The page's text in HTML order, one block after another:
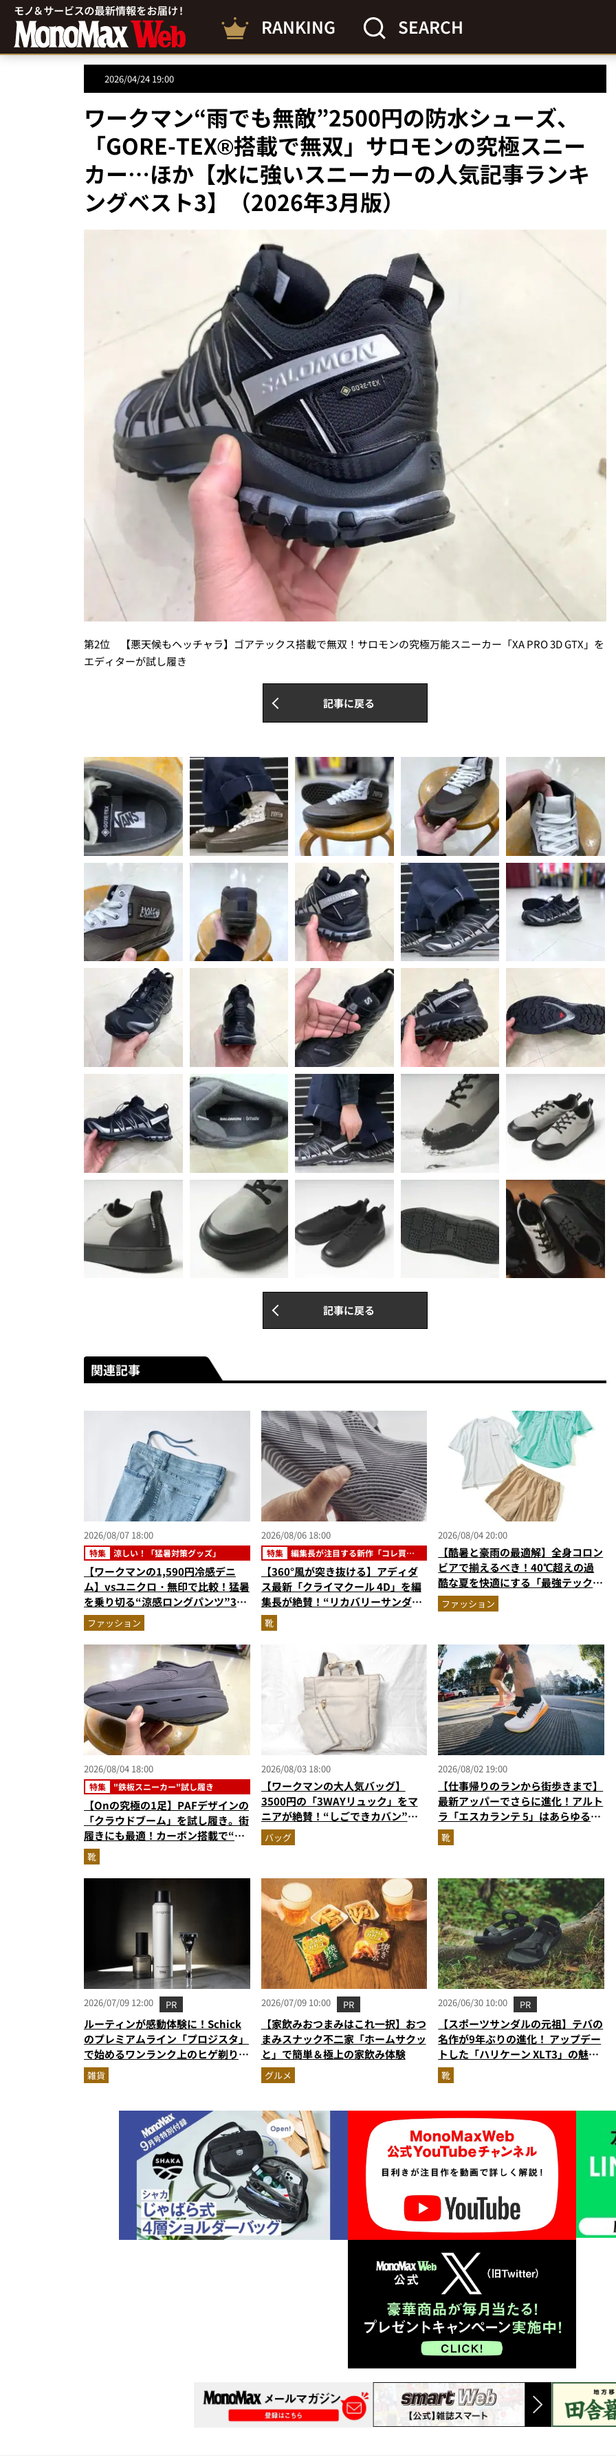
RANKING SEARCH
2026/04/24 19:00
ワークマン“雨でも無敵”2500円の防水シューズ、
「GORE-TEX®搭載で無双」サロモンの究極スニー
カー…ほか【水に強いスニーカーの人気記事ランキ
ングベスト3】（2026年3月版）
第2位 【悪天候もヘッチャラ】ゴアテックス搭載で無双！サロモンの究極万能スニーカー「XA PRO 3D GTX」を
エディターが試し履き
記事に戻る
記事に戻る
関連記事
2026/08/07 18:00
特集 涼しい！「猛暑対策グッズ」
【ワークマンの1,590円冷感デニ
ム】vsユニクロ・無印で比較！猛暑
を乗り切る“涼感ロングパンツ”3選
を徹底解剖。接触冷感から綿100%
まで決定版
ファッション
2026/08/06 18:00
特集
編集長が注目する新作「コレ買い
です」
【360°風が突き抜ける】アディダ
ス最新「クライマクール 4D」を編
集長が絶賛！“リカバリーサンダル
級に快適”な3Dプリントスニーカー
『コレ買いです』Vol.173
靴
2026/08/04 20:00
【酷暑と豪雨の最適解】全身コロン
ビアで揃えるべき！40℃超えの過
酷な夏を快適にする「最強テックウ
エア」セットアップ
ファッション
2026/08/04 18:00
特集 "鉄板スニーカー"試し履き
【Onの究極の1足】PAFデザインの
「クラウドブーム」を試し履き。街
履きにも最適！カーボン搭載で“走
れるハイテク靴”の最高峰
靴
2026/08/03 18:00
【ワークマンの大人気バッグ】
3500円の「3WAYリュック」をマ
ニアが絶賛！“しごできカバン”が
撥水防汚で評判以上に優秀だった
バッグ
2026/08/02 19:00
【仕事帰りのランから街歩きまで】
最新アッパーでさらに進化！アルト
ラ「エスカランテ 5」はあらゆるシ
ーンに寄り添う大人の相棒だ
靴
2026/07/09 12:00 PR
ルーティンが感動体験に！Schick
のプレミアムライン「プロジスタ」
で始めるワンランク上のヒゲ剃り習
慣
雑貨
2026/07/09 10:00 PR
【家飲みおつまみはこれ一択】おつ
まみスナック不二家「ホームサクッ
と」で簡単＆極上の家飲み体験
グルメ
2026/06/30 10:00 PR
【スポーツサンダルの元祖】テバの
名作が9年ぶりの進化！ アップデー
トした「ハリケーン XLT3」の魅力
を識者があらゆる角度から徹底解
説！
靴